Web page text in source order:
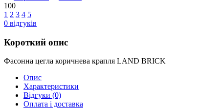
100
1 2 3 4 5
0 відгуків
Короткий опис
Фасонна цегла коричнева крапля LAND BRICK
Опис
Характеристики
Відгуки (0)
Оплата і доставка